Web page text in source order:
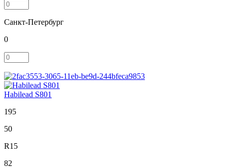
Санкт-Петербург
0
Habilead S801
195
50
R15
82